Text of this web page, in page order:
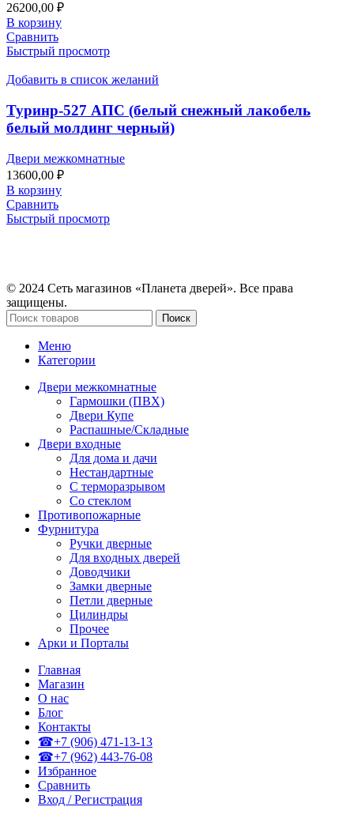
26200,00 ₽
В корзину
Сравнить
Быстрый просмотр
Добавить в список желаний
Туринр-527 АПС (белый снежный лакобель
белый молдинг черный)
Двери межкомнатные
13600,00 ₽
В корзину
Сравнить
Быстрый просмотр
© 2024 Сеть магазинов «Планета дверей». Все права
защищены.
Поиск
Меню
Категории
Двери межкомнатные
Гармошки (ПВХ)
Двери Купе
Распашные/Складные
Двери входные
Для дома и дачи
Нестандартные
С терморазрывом
Со стеклом
Противопожарные
Фурнитура
Ручки дверные
Для входных дверей
Доводчики
Замки дверные
Петли дверные
Цилиндры
Прочее
Арки и Порталы
Главная
Магазин
О нас
Блог
Контакты
☎+7 (906) 471-13-13
☎+7 (962) 443-76-08
Избранное
Сравнить
Вход / Регистрация